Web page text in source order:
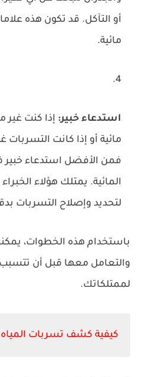
أو التآكل. قد تكون هذه
مائية.
استدعاء خبير: إذا كنت غير
مائية أو إذا كانت
فمن الأفضل استدعاء
المائية. يمتلك هؤلاء
لتحديد وإصلاح التسربات
باستخدام هذه الخطوات،
والتعامل معها قبل أن
لممتلكاتك.
كيفية كشف تسربات المياه